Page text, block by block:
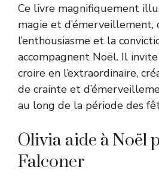
Ce livre magnifiquement
magie et d’émerveillement,
l’enthousiasme et la
accompagnent Noël. Il
croire en l’extraordinaire,
de crainte et
au long de la période des
Olivia aide à Noël
Falconer